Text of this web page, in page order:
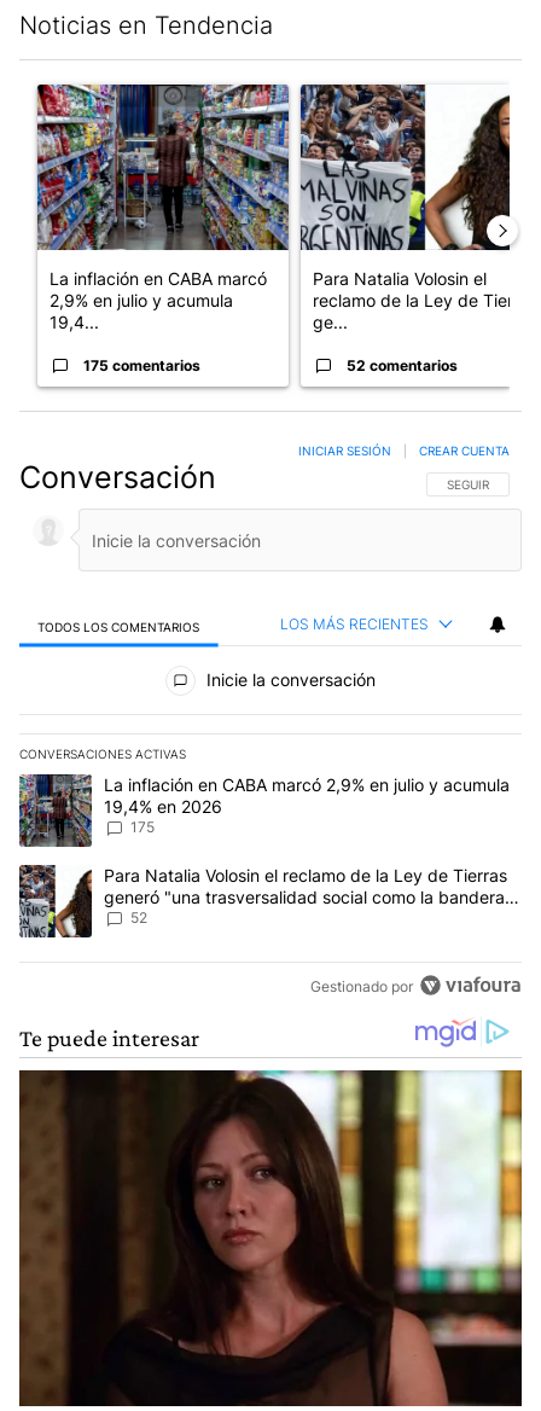
Noticias en Tendencia
Un artículo de tendencia con el título "La inflación en CABA
La inflación en CABA marcó
2,9% en julio y acumula
19,4...
175 comentarios
Un artículo de tendencia con
Para Natalia Volosin el
reclamo de la Ley de Tierras
ge...
52 comentarios
Conversación SIGA ESTA
SEGUIR
INICIAR SESIÓN CREAR CUENTA
TODOS LOS COMENTARIOS LOS MÁS RECIENTES
Todos los comentarios
Inicie la conversación
CONVERSACIONES ACTIVAS
Este listado muestra los artículos con más comentarios en los
Un artículo de tendencia con el título "La inflación en CABA
La inflación en CABA marcó 2,9% en julio y acumula
19,4% en 2026
175
Un artículo de tendencia con el título "Para Natalia Volosin el
Para Natalia Volosin el reclamo de la Ley de Tierras
generó "una trasversalidad social como la bandera
de Malvinas"
52
Gestionado por